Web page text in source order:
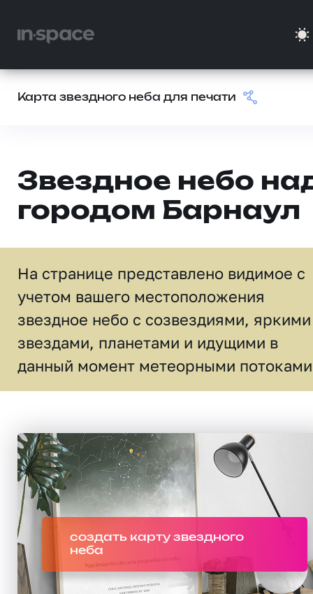
Карта звездного неба для печати
Звездное небо
городом Барнаул
На странице представлено видимое c
учетом вашего местоположения
звездное небо c созвездиями, яркими
звездами, планетами и идущими в
данный момент метеорными
создать карту звездного
неба